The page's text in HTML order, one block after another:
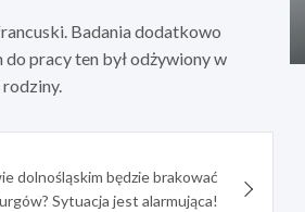
Badania dodatkowo
pracy ten był odżywiony w
dolnośląskim będzie brakować
Sytuacja jest alarmująca!